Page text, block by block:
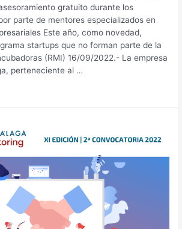
gratuito durante los
parte de mentores especializados en
Este año, como novedad,
startups que no forman parte de la
(RMI) 16/09/2022.- La empresa
perteneciente al …